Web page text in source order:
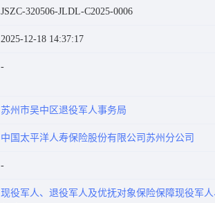
JSZC-320506-JLDL-C2025-0006
2025-12-18 14:37:17
苏州市吴中区退役军人事务局
中国太平洋人寿保险股份有限公司苏州分公司
现役军人、退役军人及优抚对象保险保障现役军